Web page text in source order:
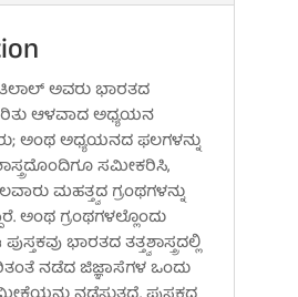
ಅವರು ಭಾರತದ
ಕುರಿತು ಆಳವಾದ ಅಧ್ಯಯನ
ಅಂಥ ಅಧ್ಯಯನದ ಫಲಗಳನ್ನು
ಸಮೀಕರಿಸಿ,
ಮಹತ್ತ್ವದ ಗ್ರಂಥಗಳನ್ನು
ಅಂಥ ಗ್ರಂಥಗಳಲ್ಲೊಂದು
ಭಾರತದ ತತ್ತ್ವಶಾಸ್ತ್ರದಲ್ಲಿ
ನಡೆದ ಜಿಜ್ಞಾಸೆಗಳ ಒಂದು